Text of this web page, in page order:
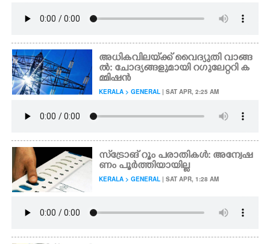
അധികവിലയ്‌ക്ക് വൈദ്യുതി വാങ്ങ
ൽ: ചോദ്യങ്ങളുമായി റഗുലേറ്ററി ക
മ്മിഷൻ
KERALA > GENERAL | SAT APR, 2:25 AM
സ്‌ട്രോങ് റൂം പരാതികൾ: അന്വേഷ
ണം പൂർത്തിയായില്ല
KERALA > GENERAL | SAT APR, 1:28 AM